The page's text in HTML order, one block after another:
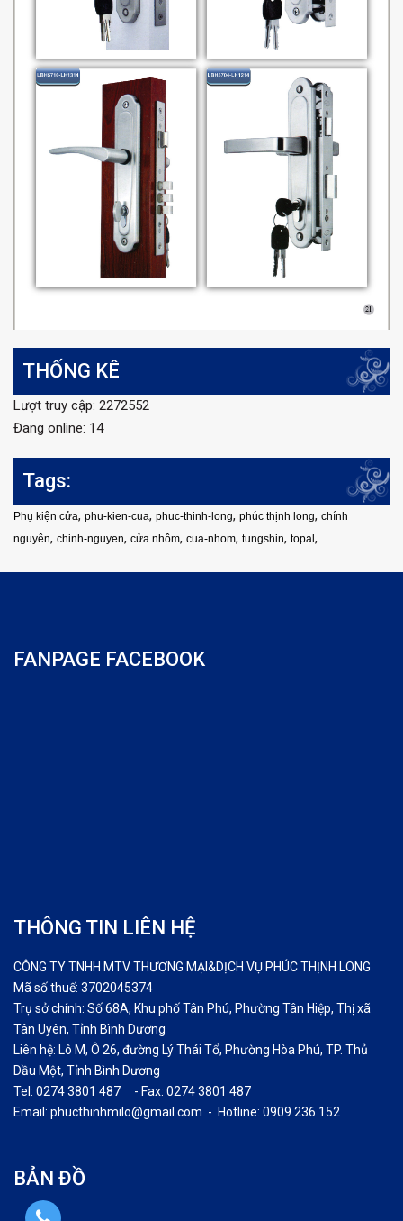
THỐNG KÊ
Lượt truy cập: 2272552
Đang online: 14
Tags:
Phụ kiện cửa, phu-kien-cua, phuc-thinh-long, phúc thịnh long, chính
nguyên, chinh-nguyen, cửa nhôm, cua-nhom, tungshin, topal,
FANPAGE FACEBOOK
THÔNG TIN LIÊN HỆ
CÔNG TY TNHH MTV THƯƠNG MẠI&DỊCH VỤ PHÚC THỊNH LONG
Mã số thuế: 3702045374
Trụ sở chính: Số 68A, Khu phố Tân Phú, Phường Tân Hiệp, Thị xã
Tân Uyên, Tỉnh Bình Dương
Liên hệ: Lô M, Ô 26, đường Lý Thái Tổ, Phường Hòa Phú, TP. Thủ
Dầu Một, Tỉnh Bình Dương
Tel: 0274 3801 487 - Fax: 0274 3801 487
Email: phucthinhmilo@gmail.com - Hotline: 0909 236 152
BẢN ĐỒ